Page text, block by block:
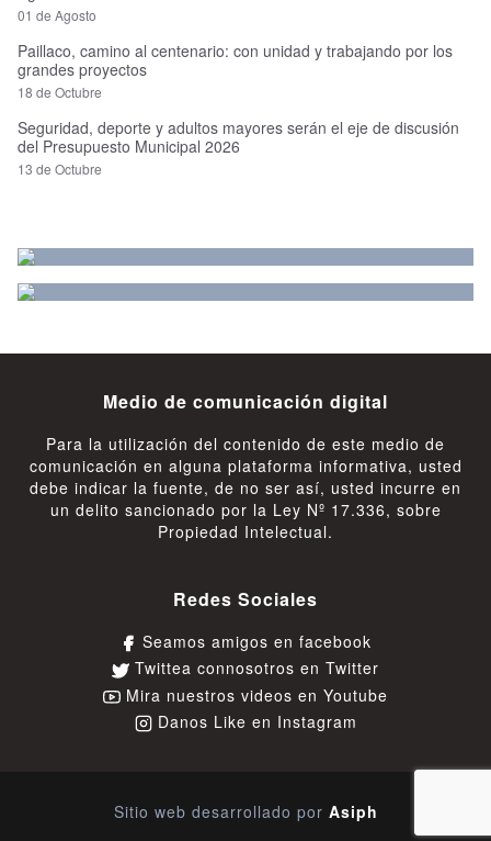
01 de Agosto
Paillaco, camino al centenario: con unidad y trabajando por los
grandes proyectos
18 de Octubre
Seguridad, deporte y adultos mayores serán el eje de discusión
del Presupuesto Municipal 2026
13 de Octubre
Medio de comunicación digital
Para la utilización del contenido de este medio de
comunicación en alguna plataforma informativa, usted
debe indicar la fuente, de no ser así, usted incurre en
un delito sancionado por la Ley Nº 17.336, sobre
Propiedad Intelectual.
Redes Sociales
Seamos amigos en facebook
Twittea connosotros en Twitter
Mira nuestros videos en Youtube
Danos Like en Instagram
Sitio web desarrollado por Asiph